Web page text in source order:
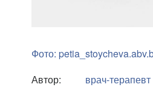
Фото:
Автор:
врач-терапевт